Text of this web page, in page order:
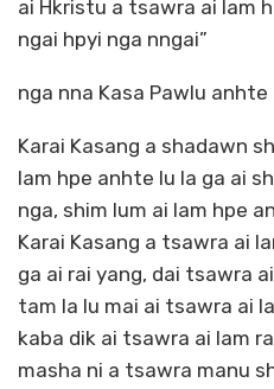
ai Hkristu a tsawra ai lam
ngai hpyi nga nngai”
nga nna Kasa Pawlu anhte
Karai Kasang a shadawn
lam hpe anhte lu la ga ai
nga, shim lum ai lam hpe
Karai Kasang a tsawra ai
ga ai rai yang, dai tsawra
tam la lu mai ai tsawra ai
kaba dik ai tsawra ai lam
masha ni a tsawra manu